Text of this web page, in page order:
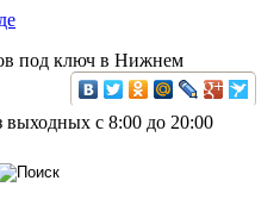
под ключ в Нижнем
выходных с 8:00 до 20:00